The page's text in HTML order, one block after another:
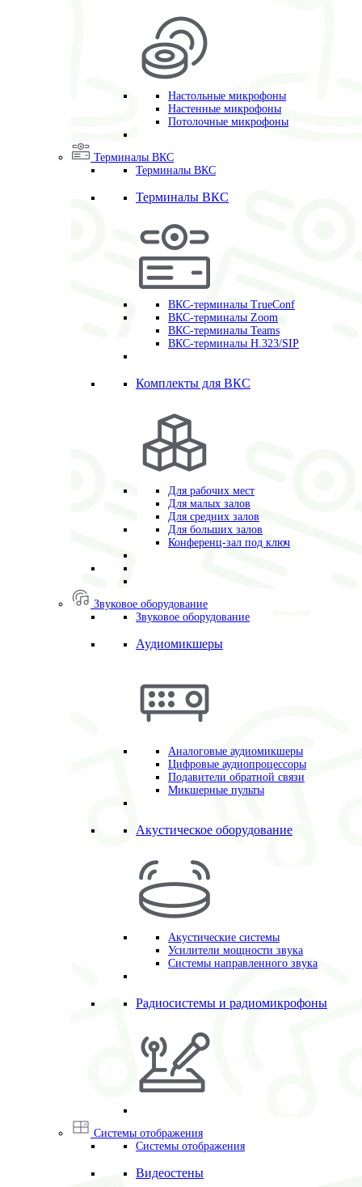
Настольные микрофоны
Настенные микрофоны
Потолочные микрофоны
Терминалы ВКС
Терминалы ВКС
Терминалы ВКС
ВКС-терминалы TrueConf
ВКС-терминалы Zoom
ВКС-терминалы Teams
ВКС-терминалы H.323/SIP
Комплекты для ВКС
Для рабочих мест
Для малых залов
Для средних залов
Для больших залов
Конференц-зал под ключ
Звуковое оборудование
Звуковое оборудование
Аудиомикшеры
Аналоговые аудиомикшеры
Цифровые аудиопроцессоры
Подавители обратной связи
Микшерные пульты
Акустическое оборудование
Акустические системы
Усилители мощности звука
Системы направленного звука
Радиосистемы и радиомикрофоны
Системы отображения
Системы отображения
Видеостены